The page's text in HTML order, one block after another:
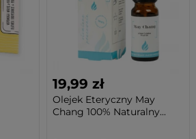
19,99 zł
Olejek Eteryczny May
Chang 100% Naturalny...